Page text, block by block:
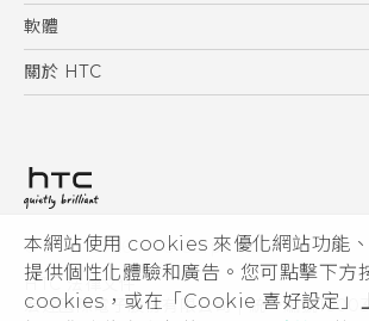
本網站使用 cookies 來優化網站功能、
提供個性化體驗和廣告。您可點擊下方
cookies，或在「Cookie 喜好設定」
訂單管理
付款方式
到府收送維修服務
服務中心資訊
客戶服務佈告欄
軟體
應用程式
HTC Sync Manager
關於 HTC
投資人
隱私權政策
產品安全性
© 2011-2026 HTC Corporation
HTC 法律文件
宏達國際電子股份有限公司 | 統一編號